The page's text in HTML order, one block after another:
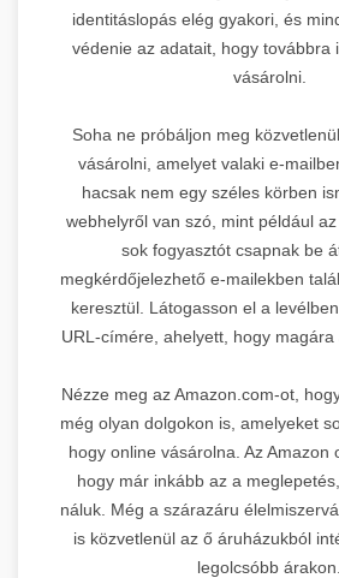
identitáslopás elég gyakori, és
védenie az adatait, hogy továbbra
vásárolni.
Soha ne próbáljon meg
vásárolni, amelyet valaki e-
hacsak nem egy széles körben
webhelyről van szó, mint például
sok fogyasztót csapnak be
megkérdőjelezhető e-mailekben
keresztül. Látogasson el a
URL-címére, ahelyett, hogy magára
Nézze meg az Amazon.com-ot,
még olyan dolgokon is, amelyeket
hogy online vásárolna. Az Amazon
hogy már inkább az a
náluk. Még a szárazáru
is közvetlenül az ő áruházukból
legolcsóbb árakon.